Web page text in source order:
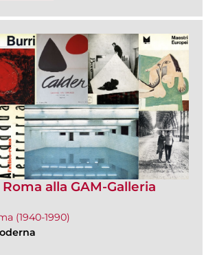
alla GAM-Galleria
(1940-1990)